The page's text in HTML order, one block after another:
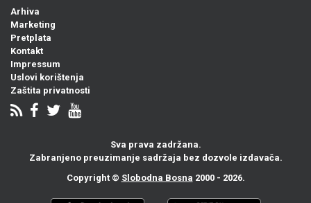
Arhiva
Marketing
Pretplata
Kontakt
Impressum
Uslovi korištenja
Zaštita privatnosti
Sva prava zadržana.
Zabranjeno preuzimanje sadržaja bez dozvole izdavača.
Copyright © Slobodna Bosna 2000 - 2026.